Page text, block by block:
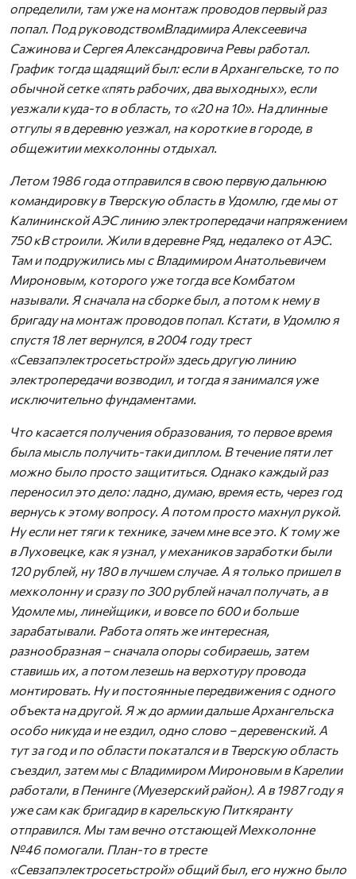
определили, там уже на монтаж проводов первый раз
попал. Под руководствомВладимира Алексеевича
Сажинова и Сергея Александровича Ревы работал.
График тогда щадящий был: если в Архангельске, то по
обычной сетке «пять рабочих, два выходных», если
уезжали куда-то в область, то «20 на 10». На длинные
отгулы я в деревню уезжал, на короткие в городе, в
общежитии мехколонны отдыхал.
Летом 1986 года отправился в свою первую дальнюю
командировку в Тверскую область в Удомлю, где мы от
Калининской АЭС линию электропередачи напряжением
750 кВ строили. Жили в деревне Ряд, недалеко от АЭС.
Там и подружились мы с Владимиром Анатольевичем
Мироновым, которого уже тогда все Комбатом
называли. Я сначала на сборке был, а потом к нему в
бригаду на монтаж проводов попал. Кстати, в Удомлю я
спустя 18 лет вернулся, в 2004 году трест
«Севзапэлектросетьстрой» здесь другую линию
электропередачи возводил, и тогда я занимался уже
исключительно фундаментами.
Что касается получения образования, то первое время
была мысль получить-таки диплом. В течение пяти лет
можно было просто защититься. Однако каждый раз
переносил это дело: ладно, думаю, время есть, через год
вернусь к этому вопросу. А потом просто махнул рукой.
Ну если нет тяги к технике, зачем мне все это. К тому же
в Луховецке, как я узнал, у механиков заработки были
120 рублей, ну 180 в лучшем случае. А я только пришел в
мехколонну и сразу по 300 рублей начал получать, а в
Удомле мы, линейщики, и вовсе по 600 и больше
зарабатывали. Работа опять же интересная,
разнообразная – сначала опоры собираешь, затем
ставишь их, а потом лезешь на верхотуру провода
монтировать. Ну и постоянные передвижения с одного
объекта на другой. Я ж до армии дальше Архангельска
особо никуда и не ездил, одно слово – деревенский. А
тут за год и по области покатался и в Тверскую область
съездил, затем мы с Владимиром Мироновым в Карелии
работали, в Пенинге (Муезерский район). А в 1987 году я
уже сам как бригадир в карельскую Питкяранту
отправился. Мы там вечно отстающей Мехколонне
№46 помогали. План-то в тресте
«Севзапэлектросетьстрой» общий был, его нужно было